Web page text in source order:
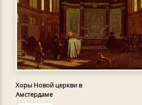
Хоры Новой церкви в
Амстердаме